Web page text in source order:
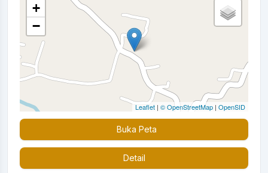
+
−
Leaflet | © OpenStreetMap | OpenSID
Buka Peta
Detail